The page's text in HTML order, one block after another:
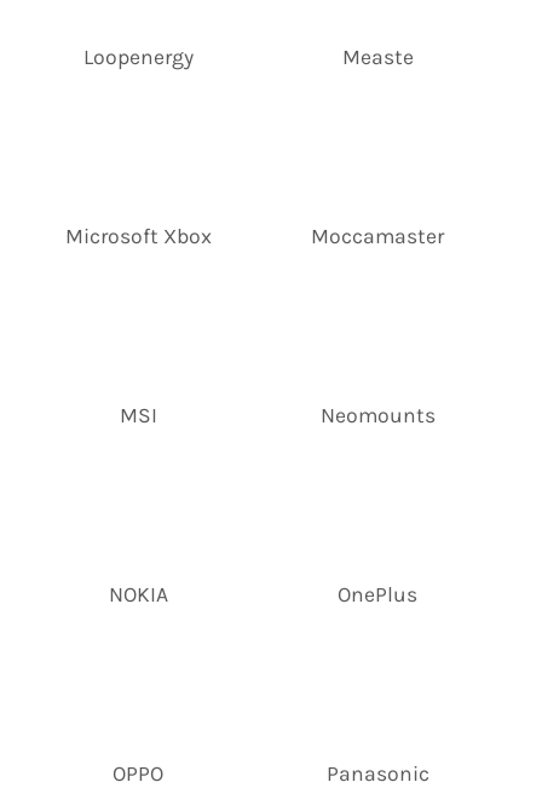
Loopenergy Measte
Microsoft Xbox Moccamaster
MSI Neomounts
NOKIA OnePlus
OPPO Panasonic